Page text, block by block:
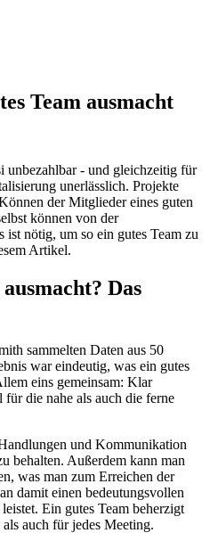
Team ausmacht
unbezahlbar - und gleichzeitig für
unerlässlich. Projekte
der Mitglieder eines guten
können von der
ist nötig, um so ein gutes Team zu
Artikel.
Das
sammelten Daten aus 50
war eindeutig, was ein gutes
eins gemeinsam: Klar
die nahe als auch die ferne
und Kommunikation
behalten. Außerdem kann man
was man zum Erreichen der
damit einen bedeutungsvollen
Ein gutes Team beherzigt
auch für jedes Meeting.